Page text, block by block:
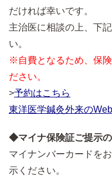
だければ幸いです。
主治医に相談の上、下
い。
※自費となるため、保
ださい。
>予約はこちら
東洋医学鍼灸外来の
◆マイナ保険証ご提示
マイナンバーカードを
示ください。